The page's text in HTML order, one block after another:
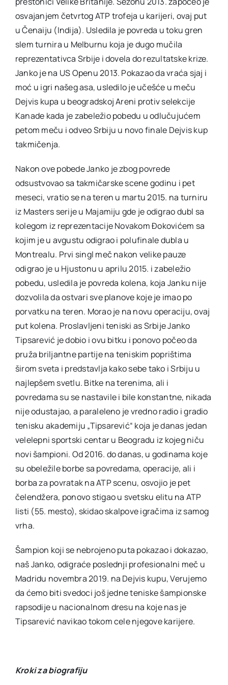
osvajanjem četvrtog ATP trofeja u karijeri, ovaj put
u Čenaiju (Indija). Usledila je povreda u toku gren
slem turnira u Melburnu koja je dugo mučila
reprezentativca Srbije i dovela do rezultatske krize.
Janko je na US Openu 2013. Pokazao da vraća sjaj i
moć u igri našeg asa, usledilo je učešće u meču
Dejvis kupa u beogradskoj Areni protiv selekcije
Kanade kada je zabeležio pobedu u odlučujućem
petom meču i odveo Srbiju u novo finale Dejvis kup
takmičenja.
Nakon ove pobede Janko je zbog povrede
odsustvovao sa takmičarske scene godinu i pet
meseci, vratio se na teren u martu 2015. na turniru
iz Masters serije u Majamiju gde je odigrao dubl sa
kolegom iz reprezentacije Novakom Đokovićem sa
kojim je u avgustu odigrao i polufinale dubla u
Montrealu. Prvi singl meč nakon velike pauze
odigrao je u Hjustonu u aprilu 2015. i zabeležio
pobedu, usledila je povreda kolena, koja Janku nije
dozvolila da ostvari sve planove koje je imao po
porvatku na teren. Morao je na novu operaciju, ovaj
put kolena. Proslavljeni teniski as Srbije Janko
Tipsarević je dobio i ovu bitku i ponovo počeo da
pruža briljantne partije na teniskim poprištima
širom sveta i predstavlja kako sebe tako i Srbiju u
najlepšem svetlu. Bitke na terenima, ali i
povredama su se nastavile i bile konstantne, nikada
nije odustajao, a paraleleno je vredno radio i gradio
tenisku akademiju „Tipsarević“ koja je danas jedan
velelepni sportski centar u Beogradu iz kojeg niču
novi šampioni. Od 2016. do danas, u godinama koje
su obeležile borbe sa povredama, operacije, ali i
borba za povratak na ATP scenu, osvojio je pet
čelendžera, ponovo stigao u svetsku elitu na ATP
listi (55. mesto), skidao skalpove igračima iz samog
vrha.
Šampion koji se nebrojeno puta pokazao i dokazao,
naš Janko, odigraće poslednji profesionalni meč u
Madridu novembra 2019. na Dejvis kupu, Verujemo
da ćemo biti svedoci još jedne teniske šampionske
rapsodije u nacionalnom dresu na koje nas je
Tipsarević navikao tokom cele njegove karijere.
Kroki za biografiju